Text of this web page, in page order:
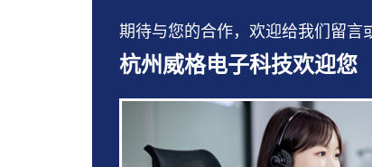
期待与您的合作，欢迎给我们留言
杭州威格电子科技欢迎您